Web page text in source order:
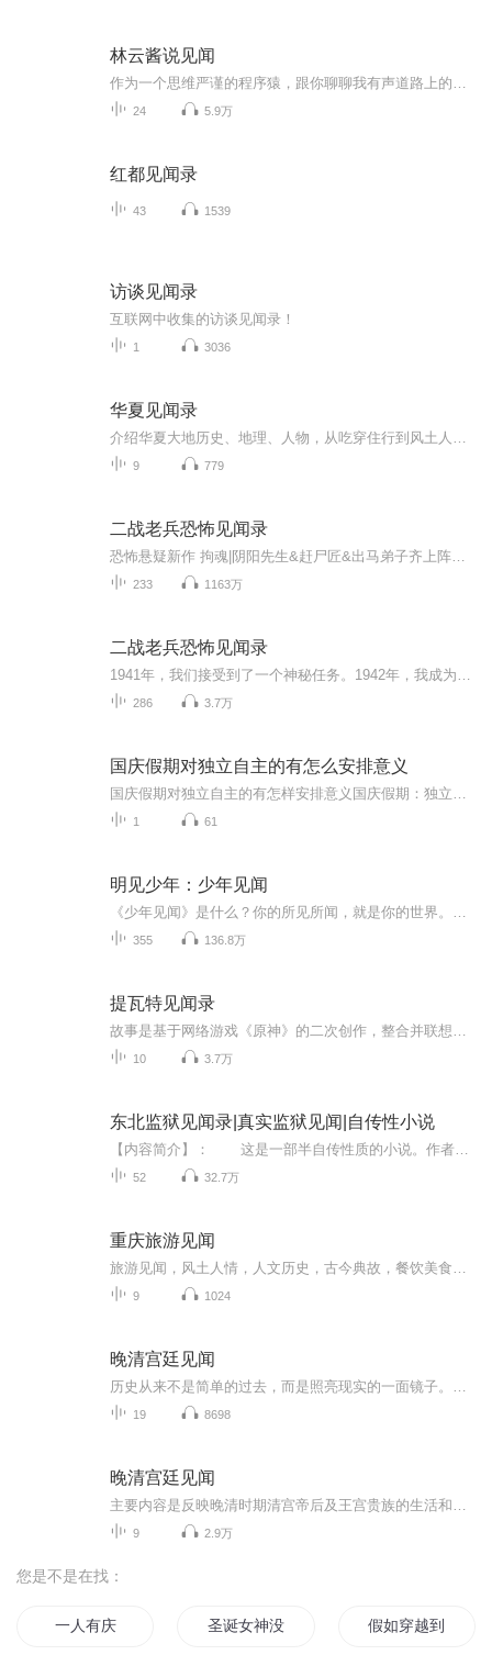
林云酱说见闻
24 5.9万
红都见闻录
43 1539
访谈见闻录
互联网中收集的访谈见闻录！
1 3036
华夏见闻录
9 779
二战老兵恐怖见闻录
233 1163万
二战老兵恐怖见闻录
286 3.7万
国庆假期对独立自主的有怎么安排意义
1 61
明见少年：少年见闻
355 136.8万
提瓦特见闻录
10 3.7万
东北监狱见闻录|真实监狱见闻|自传性小说
52 32.7万
重庆旅游见闻
9 1024
晚清宫廷见闻
19 8698
晚清宫廷见闻
9 2.9万
您是不是在找：
一人有庆 圣诞女神没有假期 假如穿越到自己